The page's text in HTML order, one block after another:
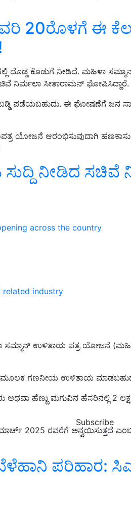
across the country
related industry
Subscribe
20ರೊಳಗೆ ಈ
ದೊಡ್ಡ ಕೊಡುಗೆ ನೀಡಿದೆ. ಮಹಿಳಾ
ನಿರ್ಮಲಾ ಸೀತಾರಾಮನ್‌ ಘೋಷಿಸಿದ್ದಾರೆ.
ಪಡೆಯಬಹುದು. ಈ ಘೋಷಣೆಗೆ ಜನ
ಯೋಜನೆ ಆರಂಭಿಸುವುದಾಗಿ ಹಣಕಾಸು
ನೀಡಿದ ಸಚಿವೆ
ಸಮ್ಮಾನ್ ಉಳಿತಾಯ ಪತ್ರ ಯೋಜನೆ
ಗಣನೀಯ ಉಳಿತಾಯ
ಹೆಣ್ಣು ಮಗುವಿನ ಹೆಸರಿನಲ್ಲಿ 2
2025 ರವರೆಗೆ ಅನ್ವಯಿಸುತ್ತದೆ
ಪರಿಹಾರ: